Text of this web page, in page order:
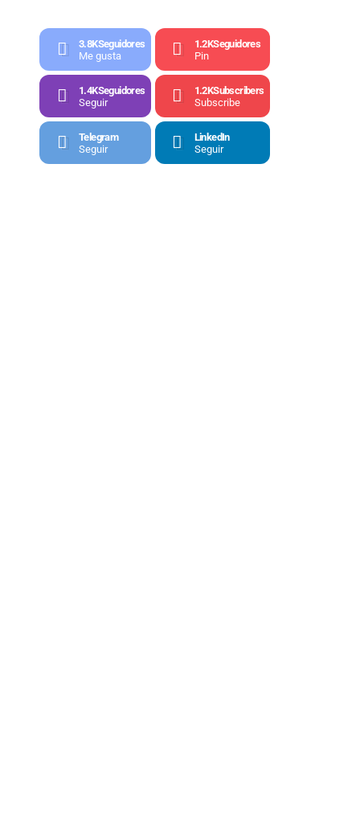
3.8KSeguidores
Me gusta
1.2KSeguidores
Pin
1.4KSeguidores
Seguir
1.2KSubscribers
Subscribe
Telegram
Seguir
LinkedIn
Seguir